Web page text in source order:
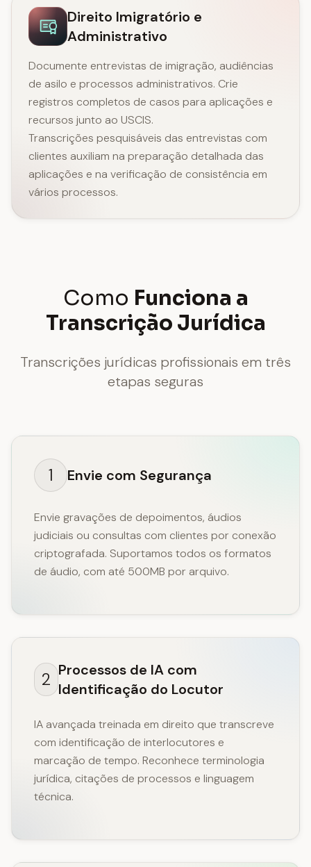
Direito Imigratório e
Administrativo
Documente entrevistas de imigração, audiências
de asilo e processos administrativos. Crie
registros completos de casos para aplicações e
recursos junto ao USCIS.
Transcrições pesquisáveis das entrevistas com
clientes auxiliam na preparação detalhada das
aplicações e na verificação de consistência em
vários processos.
Como Funciona a
Transcrição Jurídica
Transcrições jurídicas profissionais em três
etapas seguras
1 Envie com Segurança
Envie gravações de depoimentos, áudios
judiciais ou consultas com clientes por conexão
criptografada. Suportamos todos os formatos
de áudio, com até 500MB por arquivo.
2 Processos de IA com
Identificação do Locutor
IA avançada treinada em direito que transcreve
com identificação de interlocutores e
marcação de tempo. Reconhece terminologia
jurídica, citações de processos e linguagem
técnica.